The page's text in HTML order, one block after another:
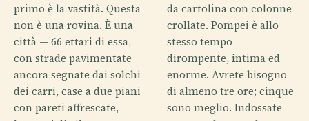
primo è la vastità. Questa
non è una rovina. È una
città — 66 ettari di essa,
con strade pavimentate
ancora segnate dai solchi
dei carri, case a due piani
con pareti affrescate,
da cartolina con colonne
crollate. Pompei è allo
stesso tempo
dirompente, intima ed
enorme. Avrete bisogno
di almeno tre ore; cinque
sono meglio. Indossate